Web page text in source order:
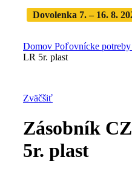
Dovolenka 7. – 16. 8.
Domov Poľovnícke potreby
LR 5r. plast
Zväčšiť
Zásobník
5r. plast